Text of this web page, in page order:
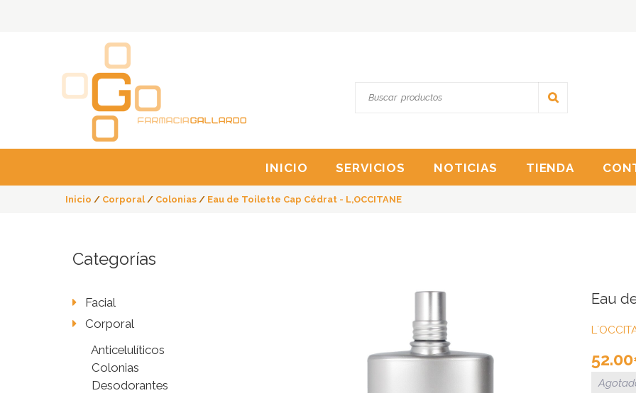
INICIO SERVICIOS NOTICIAS TIENDA
Inicio / Corporal / Colonias / Eau de Toilette Cap Cédrat - L,OCCITANE
Eau
52.00
Categorías
Facial
Corporal
Anticelulíticos
Colonias
Desodorantes